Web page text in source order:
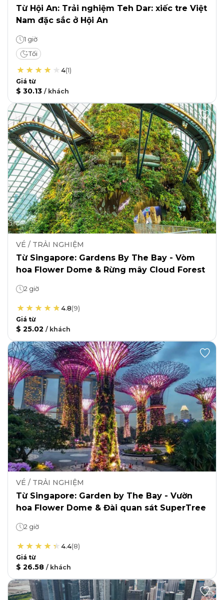
Từ Hội An: Trải nghiệm Teh Dar: xiếc tre Việt
Nam đặc sắc ở Hội An
1 giờ
Tối
4(1)
Giá từ
$ 30.13 / khách
VÉ / TRẢI NGHIỆM
Từ Singapore: Gardens By The Bay - Vòm
hoa Flower Dome & Rừng mây Cloud Forest
2 giờ
4.8(9)
Giá từ
$ 25.02 / khách
VÉ / TRẢI NGHIỆM
Từ Singapore: Garden by The Bay - Vườn
hoa Flower Dome & Đài quan sát SuperTree
2 giờ
4.4(8)
Giá từ
$ 26.58 / khách